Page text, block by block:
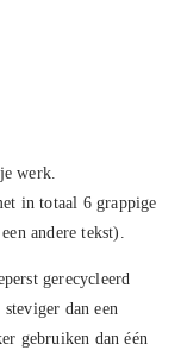
werk.
in totaal 6 grappige
andere tekst).
gerecycleerd
dan een
gebruiken dan één